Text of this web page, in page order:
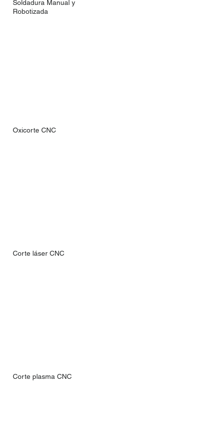
Soldadura Manual y
Robotizada
Oxicorte CNC
Corte láser CNC
Corte plasma CNC